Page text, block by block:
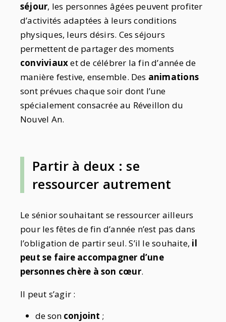
séjour, les personnes âgées peuvent profiter
d’activités adaptées à leurs conditions
physiques, leurs désirs. Ces séjours
permettent de partager des moments
conviviauxet de célébrer la fin d’année de
manière festive, ensemble. Des animations
sont prévues chaque soir dont l’une
spécialement consacrée au Réveillon du
Nouvel An.
Partir à deux : se
ressourcer autrement
Le sénior souhaitant se ressourcer ailleurs
pour les fêtes de fin d’année n’est pas dans
l’obligation de partir seul. S’il le souhaite, il
peut se faire accompagner d’une
personnes chère à son cœur.
Il peut s’agir :
de son conjoint ;